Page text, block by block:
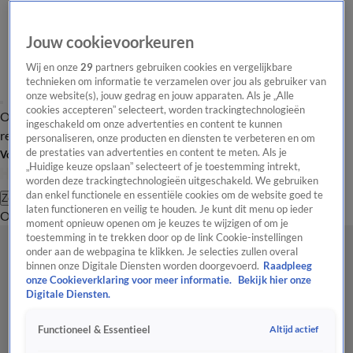
Overzicht Laatste nieuws Regionieuws Het beste van Hart
Tip de
redactie
Volg Hart van Nederland
Zoeken
OverzichtRegioUitzendingenWeerTip de redactiePanelVideo's
Jouw cookievoorkeuren
Wij en onze29 partners gebruiken cookies en vergelijkbare
technieken om informatie te verzamelen over jou als gebruiker van
onze website(s), jouw gedrag en jouw apparaten. Als je „Alle
cookies accepteren” selecteert, worden trackingtechnologieën
ingeschakeld om onze advertenties en content te kunnen
personaliseren, onze producten en diensten te verbeteren en om
de prestaties van advertenties en content te meten. Als je
„Huidige keuze opslaan” selecteert of je toestemming intrekt,
worden deze trackingtechnologieën uitgeschakeld. We gebruiken
dan enkel functionele en essentiële cookies om de website goed te
laten functioneren en veilig te houden. Je kunt dit menu op ieder
moment opnieuw openen om je keuzes te wijzigen of om je
toestemming in te trekken door op de link Cookie-instellingen
onder aan de webpagina te klikken. Je selecties zullen overal
binnen onze Digitale Diensten worden doorgevoerd. Raadpleeg
onze Cookieverklaring voor meer informatie.
Bekijk hier onze
Digitale Diensten.
Functioneel & Essentieel Altijd actief